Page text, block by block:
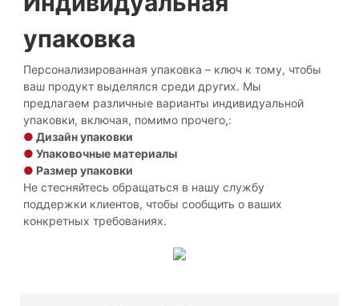
упаковка
Персонализированная упаковка – ключ к тому, чтобы
ваш продукт выделялся среди других. Мы
предлагаем различные варианты индивидуальной
упаковки, включая, помимо прочего,:
●Дизайн упаковки
●Упаковочные материалы
● Размер упаковки
Не стесняйтесь обращаться в нашу службу
поддержки клиентов, чтобы сообщить о ваших
конкретных требованиях.